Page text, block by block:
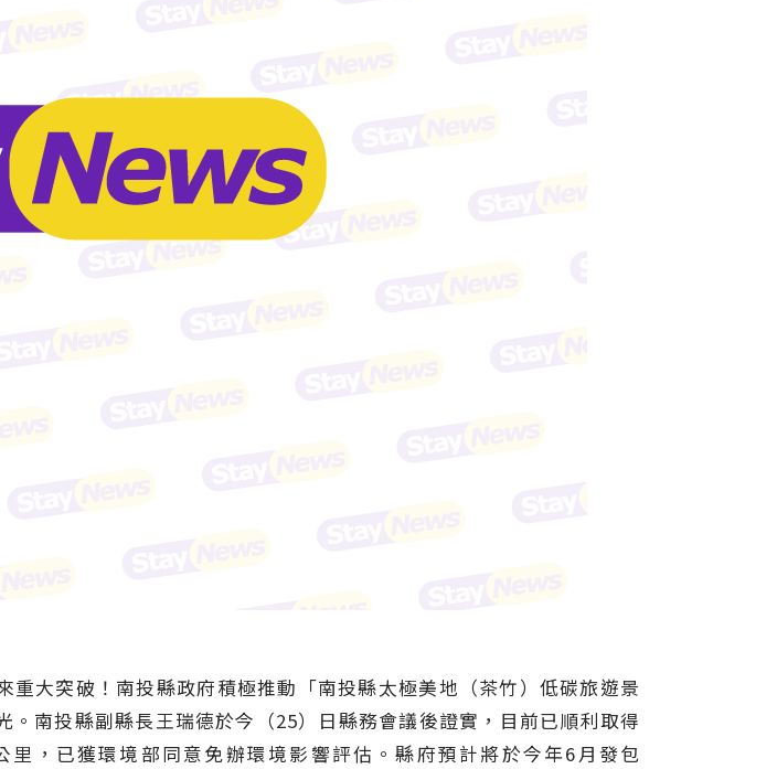
大突破！南投縣政府積極推動「南投縣太極美地（茶竹）低碳旅遊景
南投縣副縣長王瑞德於今（25）日縣務會議後證實，目前已順利取得
，已獲環境部同意免辦環境影響評估。縣府預計將於今年6月發包